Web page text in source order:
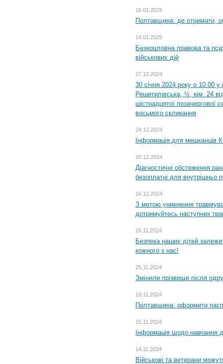
16.01.2025
Полтавщина: де отримати,
14.01.2025
Безкоштовна правова та
військових дій
27.12.2024
30 січня 2024 року о 10.00 у
Решетилівська, ½, кім. 24
шістнадцятої позачергової
восьмого скликання
24.12.2024
Інформація для мешканців
20.12.2024
Діагностичні обстеження
безоплатні для внутрішньо
16.12.2024
З метою уникнення
дотримуйтесь наступних
26.11.2024
Безпека наших дітей
кожного з нас!
25.11.2024
Змінили прізвище після
19.11.2024
Полтавщина: оформити
15.11.2024
Інформація щодо навчання
14.11.2024
Військові та ветерани